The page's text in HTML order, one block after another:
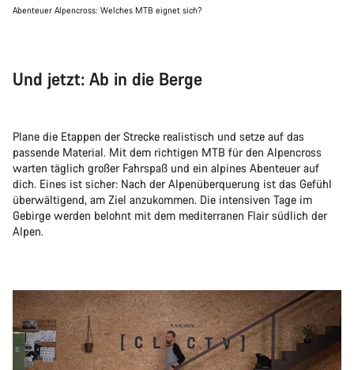
Abenteuer Alpencross: Welches MTB eignet sich?
Und jetzt: Ab in die Berge
Plane die Etappen der Strecke realistisch und setze auf das
passende Material. Mit dem richtigen MTB für den Alpencross
warten täglich großer Fahrspaß und ein alpines Abenteuer auf
dich. Eines ist sicher: Nach der Alpenüberquerung ist das Gefühl
überwältigend, am Ziel anzukommen. Die intensiven Tage im
Gebirge werden belohnt mit dem mediterranen Flair südlich der
Alpen.